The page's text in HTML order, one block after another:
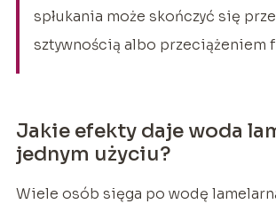
spłukania może skończyć się
sztywnością albo przeciążeniem
Jakie efekty daje woda
jednym użyciu?
Wiele osób sięga po wodę